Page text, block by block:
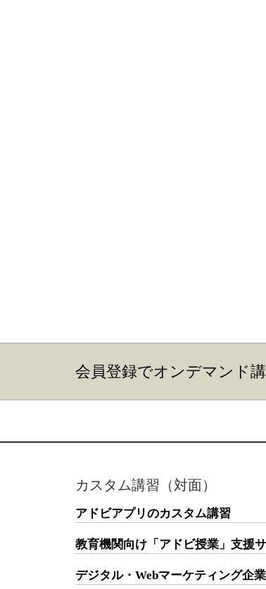
会員登録でオンデマンド
カスタム講習（対面）
アドビアプリのカスタム講習
教育機関向け「アドビ授業」支援
デジタル・Webマーケティング企